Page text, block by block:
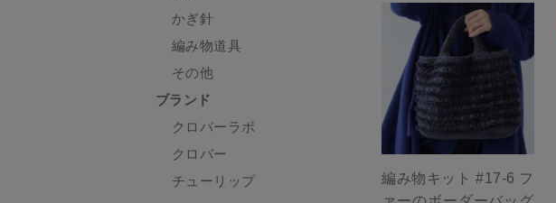
編み物キット #17-6 フ
かぎ針
編み物道具
その他
ブランド
クロバーラボ
クロバー
チューリップ